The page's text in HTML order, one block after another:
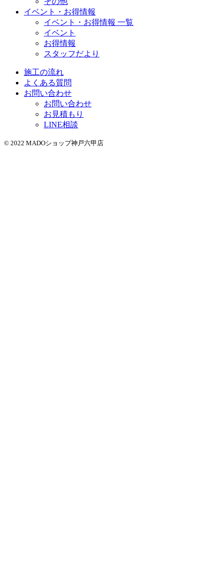
イベント・お得情報
イベント・お得情報 一覧
イベント
お得情報
スタッフだより
施工の流れ
よくある質問
お問い合わせ
お問い合わせ
お見積もり
LINE相談
© 2022 MADOショップ神戸六甲店